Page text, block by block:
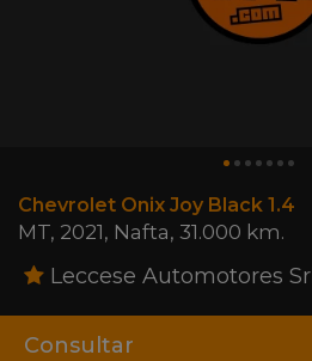
Chevrolet Onix Joy Black 1.4
MT, 2021, Nafta, 31.000 km.
Leccese Automotores Srl
Consultar